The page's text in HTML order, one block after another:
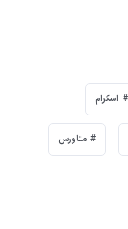
اسکرام
متاورس